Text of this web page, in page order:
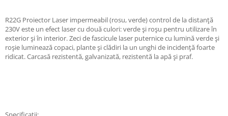
R22G Proiector Laser impermeabil (rosu, verde) control de la distanță
230V este un efect laser cu două culori: verde și roșu pentru utilizare în
exterior și în interior. Zeci de fascicule laser puternice cu lumină verde și
roșie luminează copaci, plante și clădiri la un unghi de incidență foarte
ridicat. Carcasă rezistentă, galvanizată, rezistentă la apă și praf.